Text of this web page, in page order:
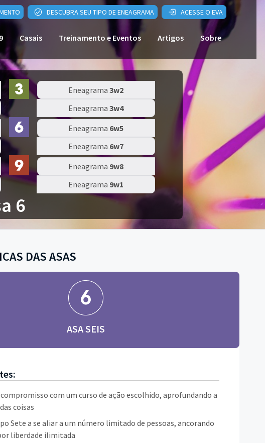
DESCUBRA SEU TIPO DE ENEAGRAMA ACESSE O EVA
Casais Treinamento e Eventos Artigos Sobre
Eneagrama 3w2
Eneagrama 3w4
Eneagrama 6w5
Eneagrama 6w7
Eneagrama 9w8
Eneagrama 9w1
6
DAS ASAS
ASA SEIS
com um curso de ação escolhido, aprofundando a
coisas
Sete a se aliar a um número limitado de pessoas, ancorando
liberdade ilimitada